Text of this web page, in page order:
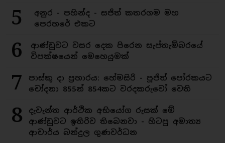
5
අනුර - පහින්ද - සජිත් කතරගම මහ
පෙරහරේ එකට
6
ආණ්ඩුවට වසර දෙක පිරෙන සැප්තැම්බරයේ
විපක්ෂයෙන් මෙහෙයුමක්
7
පාස්කු දා ප්‍රහාරය: හේමසිරි - පූජිත් පෝරකයට
චෝදනා 855න් 854කට වරදකරුවෝ වෙති
8
දැවැන්ත ආර්ථික අභියෝග රුසක් මේ
ආණ්ඩුවට ඉතිරිව තිබෙනවා - හිටපු අමාත්‍ය
ආචාර්ය බන්දුල ගුණවර්ධන